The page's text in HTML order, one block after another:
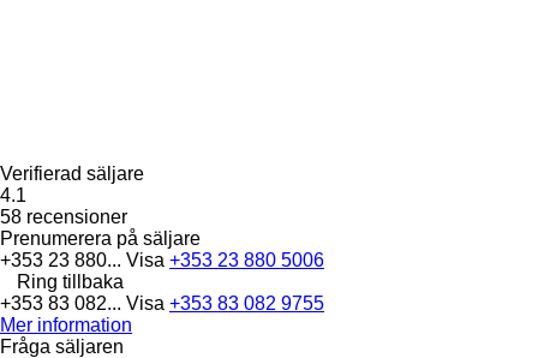
Verifierad säljare
4.1
58 recensioner
Prenumerera på säljare
+353 23 880... Visa +353 23 880 5006
Ring tillbaka
+353 83 082... Visa +353 83 082 9755
Mer information
Fråga säljaren